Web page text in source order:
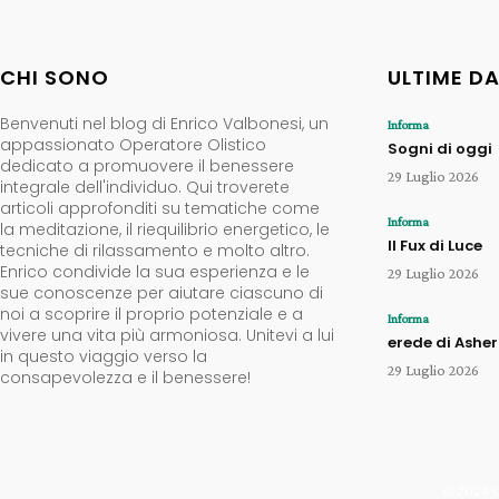
CHI SONO
Benvenuti nel blog di Enrico Valbonesi, un
appassionato Operatore Olistico
dedicato a promuovere il benessere
integrale dell'individuo. Qui troverete
articoli approfonditi su tematiche come
la meditazione, il riequilibrio energetico, le
tecniche di rilassamento e molto altro.
Enrico condivide la sua esperienza e le
sue conoscenze per aiutare ciascuno di
noi a scoprire il proprio potenziale e a
vivere una vita più armoniosa. Unitevi a lui
in questo viaggio verso la
consapevolezza e il benessere!
ULTIME
Informa
Sogni di oggi
29 Luglio 2026
Informa
Il Fux di Luce
29 Luglio 2026
Informa
erede di
29 Luglio 2026